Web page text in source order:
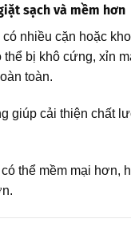
sạch và mềm hơn
nhiều cặn hoặc
thể bị khô cứng, xỉn
toàn.
giúp cải thiện chất
thể mềm mại hơn,